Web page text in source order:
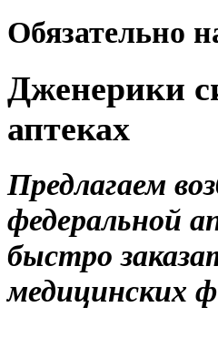
Обязательно
Дженерики
аптеках
Предлагаем
федеральной
быстро
медицинских